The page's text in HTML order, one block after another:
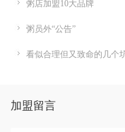
粥店加盟10大品牌
粥员外“公告”
看似合理但又致命的几个
加盟留言